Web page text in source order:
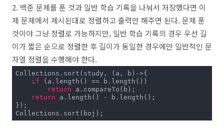
2. 백준 문제를 푼 것과 일반 학습 기록을 나눠서 저장했다면 이
제 문제에서 제시된대로 정렬하고 출력만 해주면 된다. 문제 푼
것이야 그냥 정렬로 가능하지만, 일반 학습 기록의 경우 우선 길
이가 짧은 순으로 정렬한 후 길이가 동일한 경우에만 일반적인 문
자열 정렬을 수행해야 한다.
Collections.sort(study, (a, b)->{
if (a.length() == b.length())
return a.compareTo(b);
return a.length() - b.length();
});
Collections.sort(boj);